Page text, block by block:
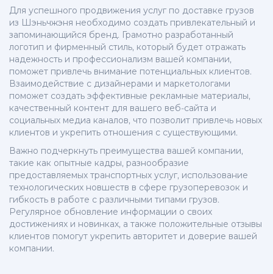
Для успешного продвижения услуг по доставке грузов
из Шэньчжэня необходимо создать привлекательный и
запоминающийся бренд. Грамотно разработанный
логотип и фирменный стиль, который будет отражать
надежность и профессионализм вашей компании,
поможет привлечь внимание потенциальных клиентов.
Взаимодействие с дизайнерами и маркетологами
поможет создать эффективные рекламные материалы,
качественный контент для вашего веб-сайта и
социальных медиа каналов, что позволит привлечь новых
клиентов и укрепить отношения с существующими.
Важно подчеркнуть преимущества вашей компании,
такие как опытные кадры, разнообразие
предоставляемых транспортных услуг, использование
технологических новшеств в сфере грузоперевозок и
гибкость в работе с различными типами грузов.
Регулярное обновление информации о своих
достижениях и новинках, а также положительные отзывы
клиентов помогут укрепить авторитет и доверие вашей
компании.